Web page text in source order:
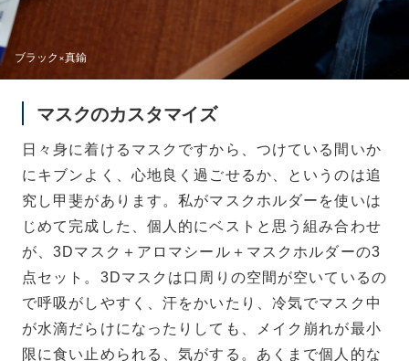
ブラック×真鍮
マスクのカスタマイズ
日々身に着けるマスクですから、つけている間いか
にキブンよく、心地良く過ごせるか、というのは追
究し甲斐があります。私がマスクホルダーを使いは
じめて完成した、個人的にベストと思う組み合わせ
が、3Dマスク＋アロマシール＋マスクホルダーの3
点セット。3Dマスクは口周りの空間が空いているの
で呼吸がしやすく、汗をかいたり、冷気でマスク中
が水滴だらけになったりしても、メイク崩れが最小
限に食い止められる、気がする。あくまで個人的な